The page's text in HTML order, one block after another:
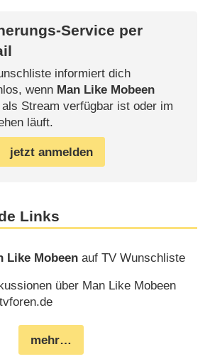
Service per
informiert dich
wenn Man Like Mobeen
Stream verfügbar ist oder im
läuft.
jetzt anmelden
Links
Like Mobeen auf TV Wunschliste
über Man Like Mobeen
mehr…